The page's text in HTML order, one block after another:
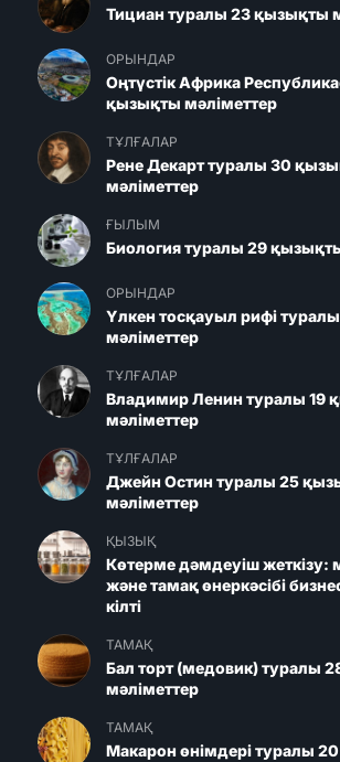
Тициан туралы 23 қызықты
ОРЫНДАР
Оңтүстік Африка
қызықты мәліметтер
ТҰЛҒАЛАР
Рене Декарт туралы 30
мәліметтер
ҒЫЛЫМ
Биология туралы 29
ОРЫНДАР
Үлкен тосқауыл рифі
мәліметтер
ТҰЛҒАЛАР
Владимир Ленин туралы 19
мәліметтер
ТҰЛҒАЛАР
Джейн Остин туралы 25
мәліметтер
ҚЫЗЫҚ
Көтерме дәмдеуіш жеткізу:
және тамақ өнеркәсібі
кілті
ТАМАҚ
Бал торт (медовик) туралы
мәліметтер
ТАМАҚ
Макарон өнімдері туралы